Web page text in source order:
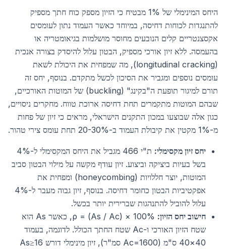
היחס המינימלי של 1% מבטיח כי הזיון מספק כוח חתך מספיק
להתנגדות לכוחות דחיסה, במיוחד כאשר העמוד נתון לעומסים
אקסצנטריים קלים הנובעים מחוסר מושלמות בגיאומטריה או
בהעמסה. ללא זיון אורכי מספיק, הבטון עלול להיסדק בצורה אנכית
(longitudinal cracking), מה שמפחית את היכולת לשאת
עומסים נוספים ומגביר את הסיכון לכשל מתקדם. בנוסף, יחס זה
תורם למיגור תופעת ה"בקינג" (buckling) של המוטות האורכיים,
שבהם המוטות מתקמרים תחת דחיסה ארוכת טווח. מחקרים ניסויים,
כגון אלה שבוצעו במכון התקנים הישראלי, מראים כי זיון של פחות
מ-1% מקטין את קיבולת העמוד ב-20-30% תחת עומס צירי טהור.
יחס זיון מקסימלי:
ת"י 466 מגביל את היחס המקסימלי ל-4%
בשל בעיות ביציקה וביצוע. זיון עודף מקשה על מילוי הבטון סביב
המוטות, יוצר חללויות (honeycombing) ומפחית את
אפקטיביות הבטון כחומר דחיסה. בנוסף, זיון גבוה מעבר ל-4%
עלול להוביל להתנהגות שברירית יותר בכשל.
חישוב יחס הזיון:
ρ = (As / Ac) × 100%, כאשר As הוא
שטח הזיון האורכי ו-Ac שטח החתך הכולל. לדוגמה, בעמוד
40×40 ס"מ (Ac=1600 סמ"ר), זיון מינימלי דורש As≥16